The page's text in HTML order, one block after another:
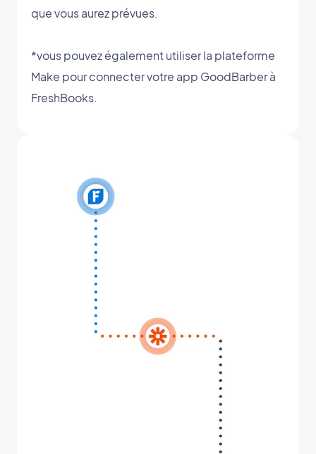
que vous aurez prévues.
*vous pouvez également utiliser la plateforme
Make pour connecter votre app GoodBarber à
FreshBooks.